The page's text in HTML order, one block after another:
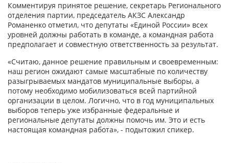
Комментируя принятое решение, секретарь Регионального
отделения партии, председатель АКЗС Александр
Романенко отметил, что депутаты «Единой России» всех
уровней должны работать в команде, а командная работа
предполагает и совместную ответственность за результат.
«Считаю, данное решение правильным и своевременным:
наш регион ожидают самые масштабные по количеству
разыгрываемых мандатов муниципальные выборы, а
потому необходимо мобилизоваться всей партийной
организации в целом. Логично, что в год муниципальных
выборов теперь уже избранные федеральные и
региональные депутаты должны помочь им. Это и есть
настоящая командная работа», - подытожил спикер.